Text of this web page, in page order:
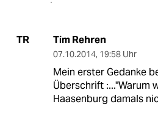
TR Tim Rehren
07.10.2014, 19:58 Uhr
Mein erster Gedanke
Überschrift :..."Warum
Haasenburg damals